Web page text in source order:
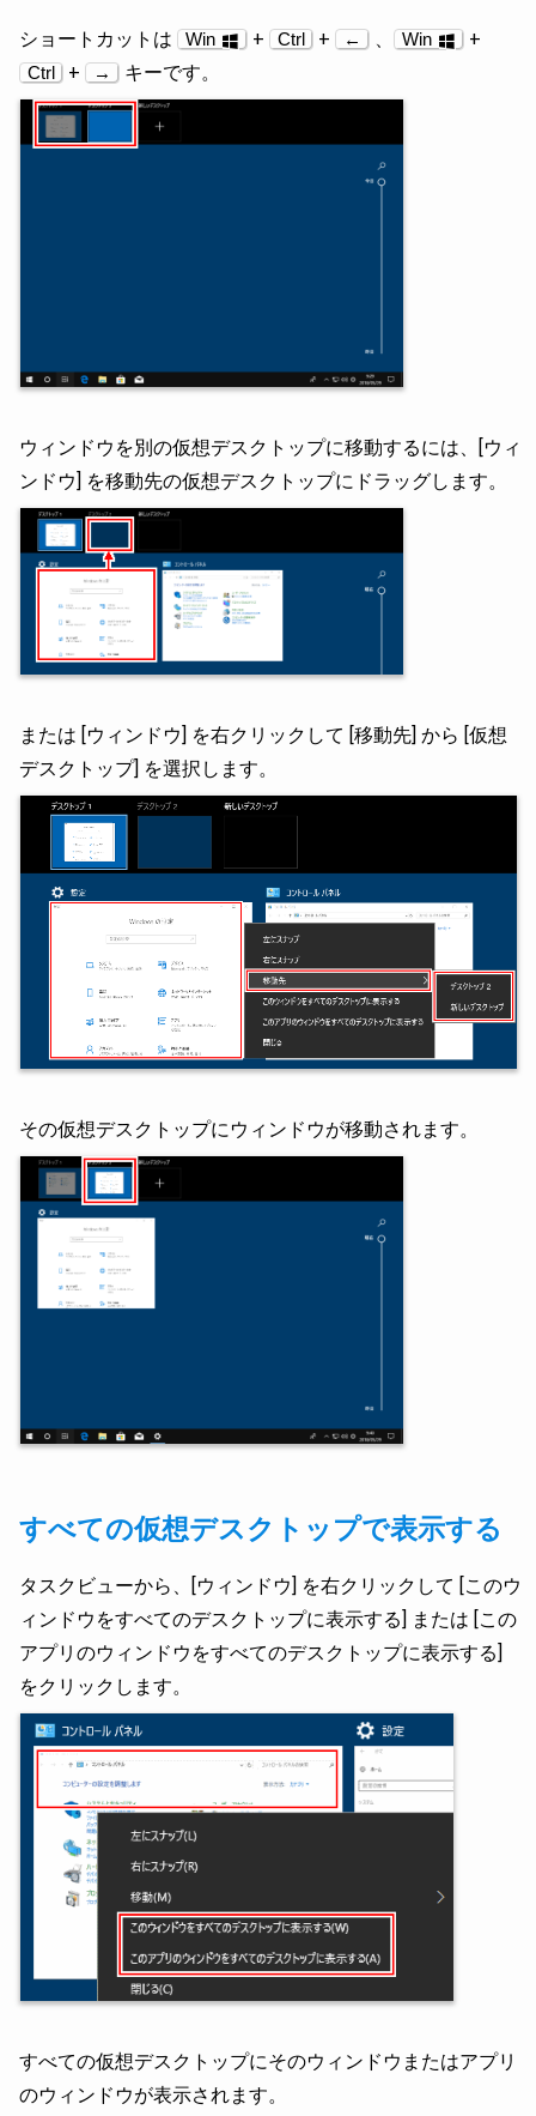
ショートカットは Win + Ctrl + ← 、 Win +
Ctrl + → キーです。
ウィンドウを別の仮想デスクトップに移動するには、[ウィ
ンドウ] を移動先の仮想デスクトップにドラッグします。
または [ウィンドウ] を右クリックして [移動先] から [仮想
デスクトップ] を選択します。
その仮想デスクトップにウィンドウが移動されます。
すべての仮想デスクトップで表示する
タスクビューから、[ウィンドウ] を右クリックして [このウ
ィンドウをすべてのデスクトップに表示する] または [この
アプリのウィンドウをすべてのデスクトップに表示する]
をクリックします。
すべての仮想デスクトップにそのウィンドウまたはアプリ
のウィンドウが表示されます。